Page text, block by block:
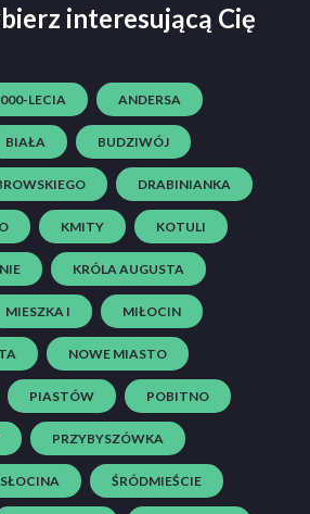
interesującą Cię
LECIA ANDERSA
BIAŁA BUDZIWÓJ
DRABINIANKA
KMITY KOTULI
KRÓLA AUGUSTA
MIESZKA I MIŁOCIN
NOWE MIASTO
PIASTÓW POBITNO
PRZYBYSZÓWKA
SŁOCINA ŚRÓDMIEŚCIE